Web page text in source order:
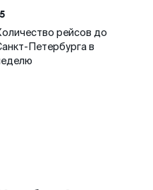
рейсов до
Петербурга в